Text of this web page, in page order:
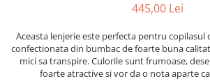
Sac de dormit copii
Fotolii copii
445,00 Lei
Aceasta lenjerie este perfecta pentru
confectionata din bumbac de foarte buna
mici sa transpire. Culorile sunt frumoase,
foarte atractive si vor da o nota aparte